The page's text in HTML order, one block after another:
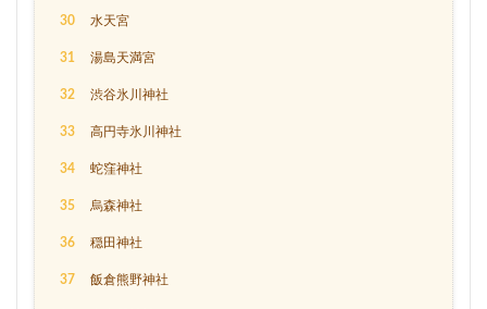
30 水天宮
31 湯島天満宮
32 渋谷氷川神社
33 高円寺氷川神社
34 蛇窪神社
35 烏森神社
36 穏田神社
37 飯倉熊野神社